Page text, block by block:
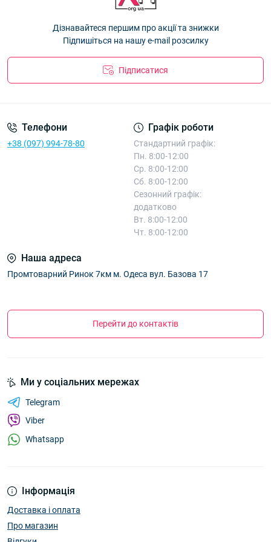
Панама дитяча "Celi" бавовна для дівчаток 54р. Оптом 26Д59
— 89.10 ₴Дізнавайтеся першим про акції та знижки
Підпишіться на нашу e-mail розсилку
Підписатися
Телефони
+38 (097) 994-78-80
Графік роботи
Стандартний графік:
Пн. 8:00-12:00
Ср. 8:00-12:00
Сб. 8:00-12:00
Сезонний графік:
додатково
Вт. 8:00-12:00
Чт. 8:00-12:00
Наша адреса
Промтоварний Ринок 7км м. Одеса вул. Базова 17
Перейти до контактів
Інформація
Доставка і оплата
Про магазин
Ми у соціальних мережах
Telegram
Viber
Whatsapp